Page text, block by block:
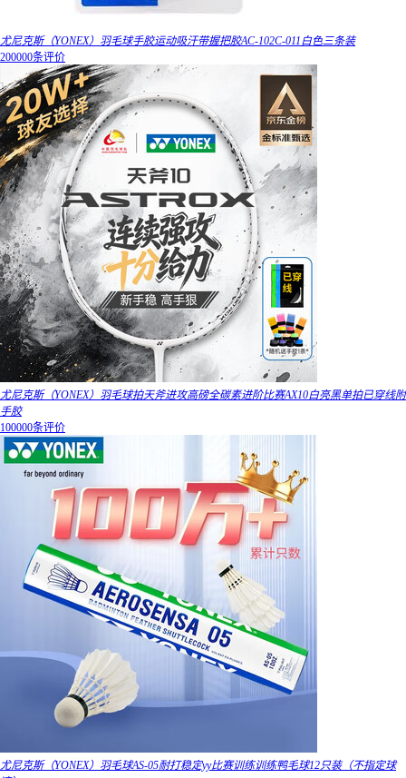
尤尼克斯（YONEX）羽毛球手胶运动吸汗带握把胶AC-102C-011白色三条装
200000条评价
尤尼克斯（YONEX）羽毛球拍天斧进攻高磅全碳素进阶比赛AX10白亮黑单拍已穿线附
手胶
100000条评价
尤尼克斯（YONEX）羽毛球AS-05耐打稳定yy比赛训练训练鸭毛球12只装（不指定球